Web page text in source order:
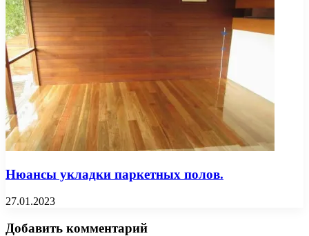
Нюансы укладки паркетных полов.
27.01.2023
Добавить комментарий